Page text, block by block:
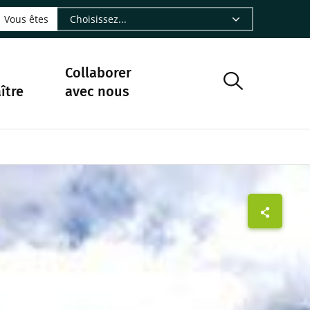
- CIRAD
Facebook - CIRAD
sur Instagram - CIRAD
sur Youtube - CIRAD
suivre sur Bluesky - CIRAD
Nourrir le vivant, le podcast du Cirad - CIRAD
Nous contacter par courriel - CIRAD
la page Flux RSS - CIRAD
Vous êtes
Collaborer
avec nous